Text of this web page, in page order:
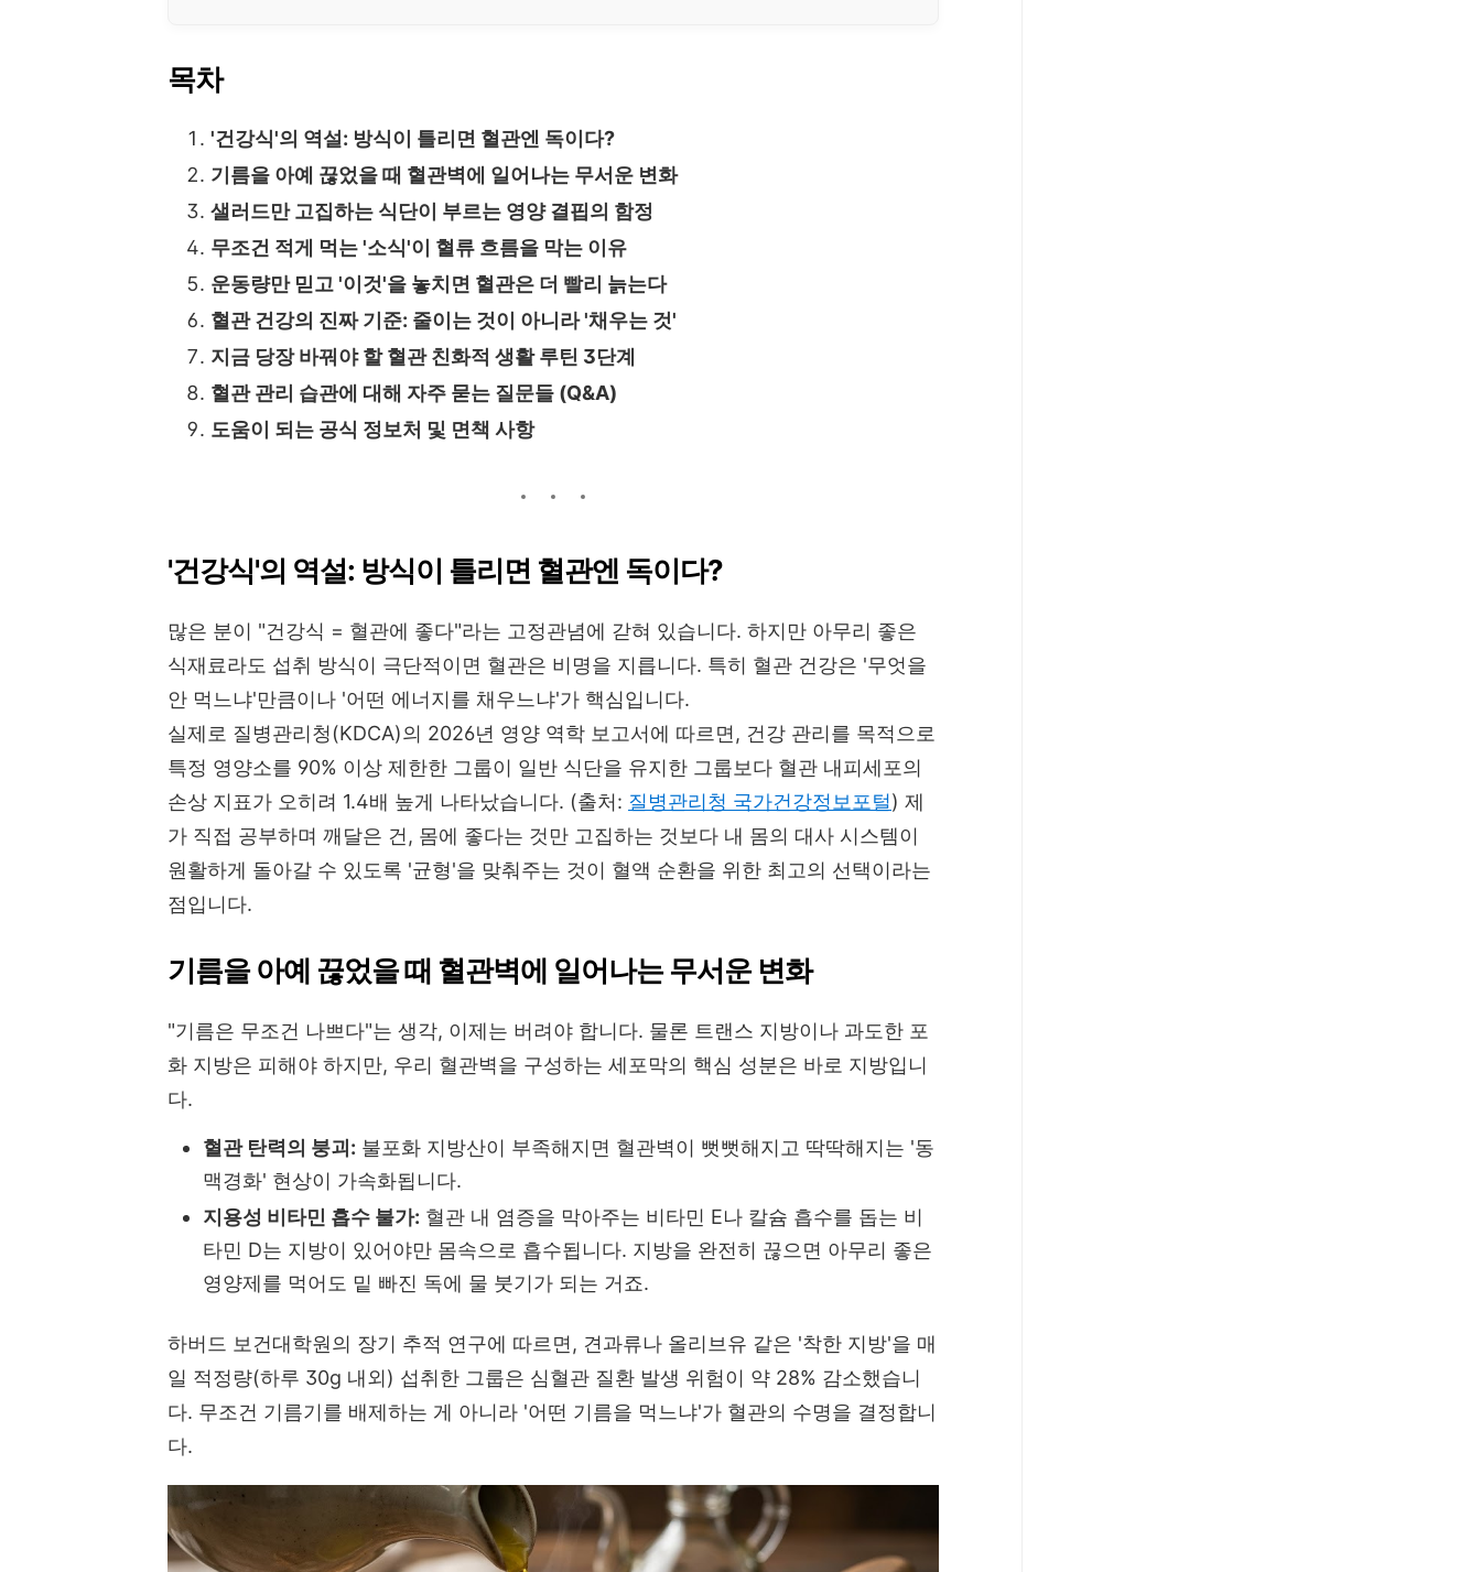
목차
'건강식'의 역설: 방식이 틀리면 혈관엔 독이다?
기름을 아예 끊었을 때 혈관벽에 일어나는 무서운 변화
샐러드만 고집하는 식단이 부르는 영양 결핍의 함정
무조건 적게 먹는 '소식'이 혈류 흐름을 막는 이유
운동량만 믿고 '이것'을 놓치면 혈관은 더 빨리 늙는다
혈관 건강의 진짜 기준: 줄이는 것이 아니라 '채우는 것'
지금 당장 바꿔야 할 혈관 친화적 생활 루틴 3단계
혈관 관리 습관에 대해 자주 묻는 질문들 (Q&A)
도움이 되는 공식 정보처 및 면책 사항
'건강식'의 역설: 방식이 틀리면 혈관엔 독이다?
많은 분이 "건강식 = 혈관에 좋다"라는 고정관념에 갇혀 있습니다. 하지만 아무리 좋은
식재료라도 섭취 방식이 극단적이면 혈관은 비명을 지릅니다. 특히 혈관 건강은 '무엇을
안 먹느냐'만큼이나 '어떤 에너지를 채우느냐'가 핵심입니다.
실제로 질병관리청(KDCA)의 2026년 영양 역학 보고서에 따르면, 건강 관리를 목적으로
특정 영양소를 90% 이상 제한한 그룹이 일반 식단을 유지한 그룹보다 혈관 내피세포의
손상 지표가 오히려 1.4배 높게 나타났습니다. (출처: 질병관리청 국가건강정보포털) 제
가 직접 공부하며 깨달은 건, 몸에 좋다는 것만 고집하는 것보다 내 몸의 대사 시스템이
원활하게 돌아갈 수 있도록 '균형'을 맞춰주는 것이 혈액 순환을 위한 최고의 선택이라는
점입니다.
기름을 아예 끊었을 때 혈관벽에 일어나는 무서운 변화
"기름은 무조건 나쁘다"는 생각, 이제는 버려야 합니다. 물론 트랜스 지방이나 과도한 포
화 지방은 피해야 하지만, 우리 혈관벽을 구성하는 세포막의 핵심 성분은 바로 지방입니
다.
혈관 탄력의 붕괴: 불포화 지방산이 부족해지면 혈관벽이 뻣뻣해지고 딱딱해지는 '동
맥경화' 현상이 가속화됩니다.
지용성 비타민 흡수 불가: 혈관 내 염증을 막아주는 비타민 E나 칼슘 흡수를 돕는 비
타민 D는 지방이 있어야만 몸속으로 흡수됩니다. 지방을 완전히 끊으면 아무리 좋은
영양제를 먹어도 밑 빠진 독에 물 붓기가 되는 거죠.
하버드 보건대학원의 장기 추적 연구에 따르면, 견과류나 올리브유 같은 '착한 지방'을 매
일 적정량(하루 30g 내외) 섭취한 그룹은 심혈관 질환 발생 위험이 약 28% 감소했습니
다. 무조건 기름기를 배제하는 게 아니라 '어떤 기름을 먹느냐'가 혈관의 수명을 결정합니
다.